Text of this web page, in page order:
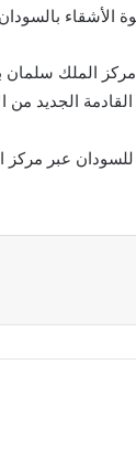
الأشقاء
الجديد من
عبر مركز